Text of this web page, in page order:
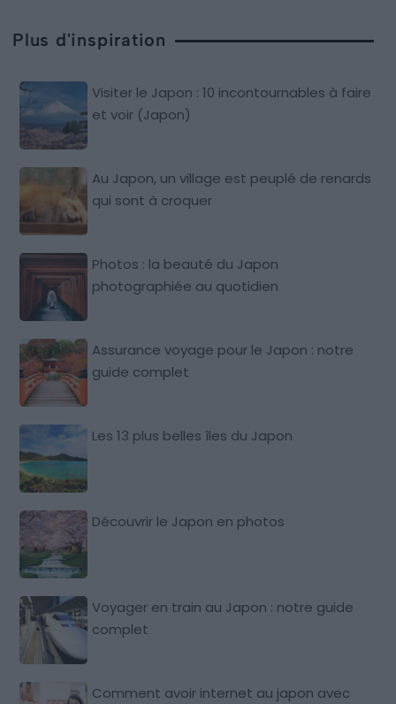
Plus d'inspiration
Visiter le Japon : 10 incontournables à faire
et voir (Japon)
Au Japon, un village est peuplé de renards
qui sont à croquer
Photos : la beauté du Japon
photographiée au quotidien
Assurance voyage pour le Japon : notre
guide complet
Les 13 plus belles îles du Japon
Découvrir le Japon en photos
Voyager en train au Japon : notre guide
complet
Comment avoir internet au japon avec